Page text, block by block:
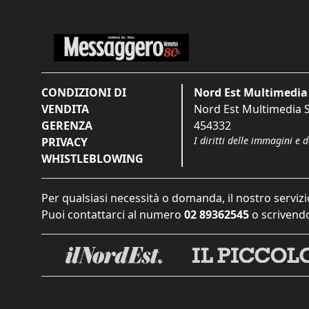
CONDIZIONI DI
VENDITA
GERENZA
PRIVACY
WHISTLEBLOWING
Nord Est Multimedia
Nord Est Multimedia
454332
I diritti delle immagini e
Per qualsiasi necessità o domanda, il nostro
Puoi contattarci al numero 02 89362545 o